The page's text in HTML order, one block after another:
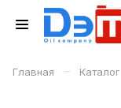
Главная – Каталог